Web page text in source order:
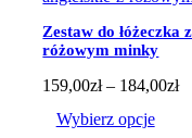
Zestaw do łóżeczka
różowym minky
159,00zł – 184,00zł
Wybierz opcje